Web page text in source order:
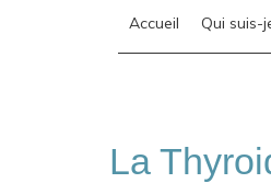
Accueil Qui suis-
La